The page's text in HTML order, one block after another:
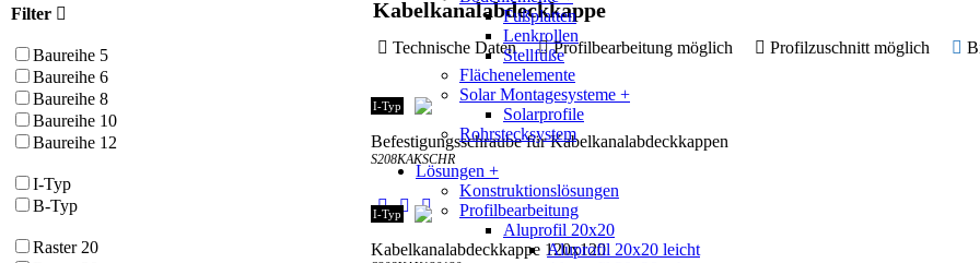
Fußplatten
Lenkrollen
Stellfüße
Flächenelemente
Solar Montagesysteme +
Solarprofile
Rohrstecksystem
Lösungen +
Konstruktionslösungen
Profilbearbeitung
Aluprofil 20x20
Aluprofil 20x20 leicht
Kabelkanalabdeckkappe
Technische Daten Profilbearbeitung möglich Profilzuschnitt möglich
Befestigungsschraube für Kabelkanalabdeckkappen
S208KAKSCHR
I-Typ
Kabelkanalabdeckkappe 120x120
I-Typ
Filter
Baureihe 5
Baureihe 6
Baureihe 8
Baureihe 10
Baureihe 12
I-Typ
B-Typ
Raster 20